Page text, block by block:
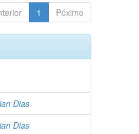
1 Póximo
Dias
Dias